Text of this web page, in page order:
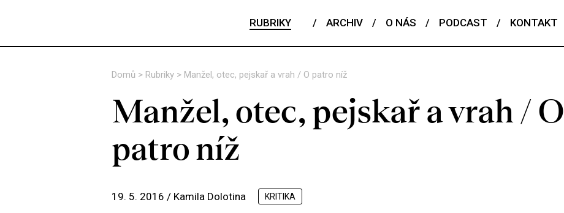
RUBRIKY / ARCHIV / O NÁS / PODCAST / KONTAKT
Domů > Rubriky > Manžel, otec, pejskař a vrah / O patro níž
Manžel, otec, pejskař a vrah / O
patro níž
19. 5. 2016 / Kamila Dolotina KRITIKA